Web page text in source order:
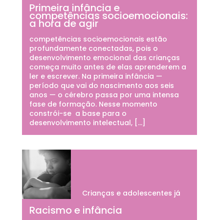
Primeira infância e
competências socioemocionais:
a hora de agir
competências socioemocionais estão
profundamente conectadas, pois o
desenvolvimento emocional das crianças
começa muito antes de elas aprenderem a
ler e escrever. Na primeira infância —
período que vai do nascimento aos seis
anos — o cérebro passa por uma intensa
fase de formação. Nesse momento
constrói-se a base para o
desenvolvimento intelectual, […]
Racismo e infância
Crianças e adolescentes já